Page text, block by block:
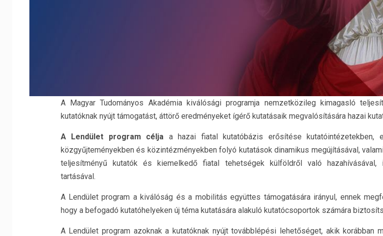
A Magyar Tudományos Akadémia kiválósági programja nemzetközileg kimagasló
kutatóknak nyújt támogatást, áttörő eredményeket ígérő kutatásaik megvalósítására hazai
A Lendület program célja a hazai fiatal kutatóbázis erősítése kutatóintézetekben,
közgyűjteményekben és közintézményekben folyó kutatások dinamikus megújításával,
teljesítményű kutatók és kiemelkedő fiatal tehetségek külföldről való hazahívásával,
tartásával.
A Lendület program a kiválóság és a mobilitás együttes támogatására irányul, ennek
hogy a befogadó kutatóhelyeken új téma kutatására alakuló kutatócsoportok számára
A Lendület program azoknak a kutatóknak nyújt továbblépési lehetőséget, akik korábban